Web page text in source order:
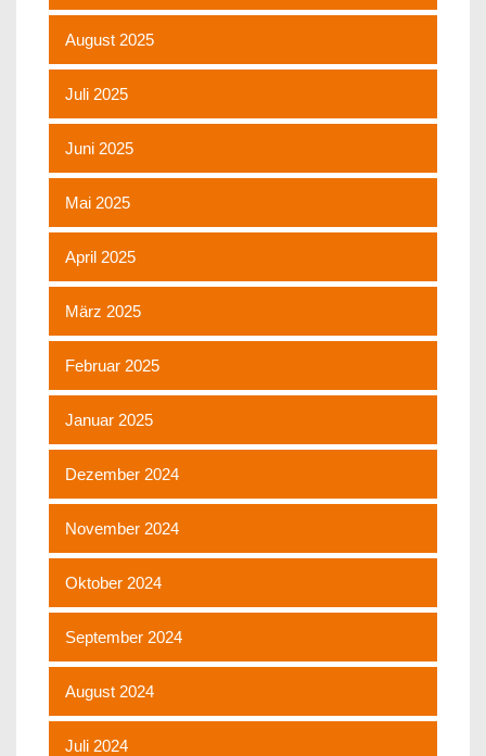
August 2025
Juli 2025
Juni 2025
Mai 2025
April 2025
März 2025
Februar 2025
Januar 2025
Dezember 2024
November 2024
Oktober 2024
September 2024
August 2024
Juli 2024